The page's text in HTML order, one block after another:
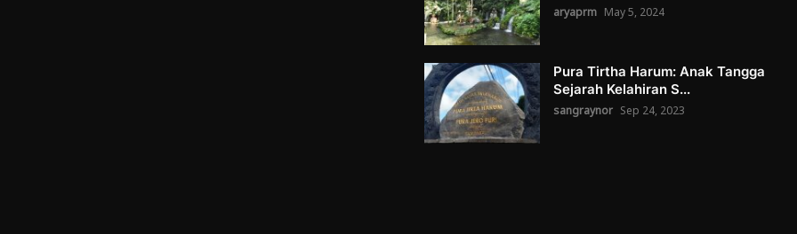
aryaprm May 5, 2024
Pura Tirtha Harum: Anak Tangga
Sejarah Kelahiran S...
sangraynor Sep 24, 2023